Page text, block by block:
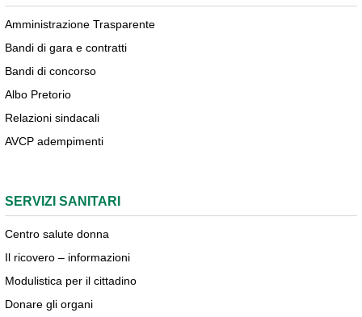
Amministrazione Trasparente
Bandi di gara e contratti
Bandi di concorso
Albo Pretorio
Relazioni sindacali
AVCP adempimenti
SERVIZI SANITARI
Centro salute donna
Il ricovero – informazioni
Modulistica per il cittadino
Donare gli organi